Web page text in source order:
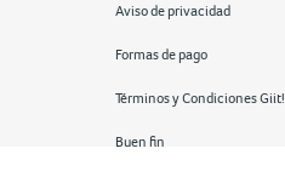
Aviso de privacidad
Formas de pago
Términos y Condiciones Giit!
Buen fin